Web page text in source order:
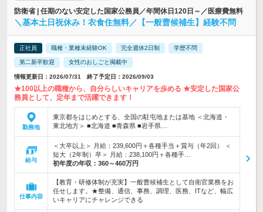
防衛省 | 任期のない安定した国家公務員／年間休日120日～／医療費無料
＼基本土日祝休み！衣食住無料／【一般曹候補生】経験不問
正社員 職種・業種未経験OK 完全週休2日制 学歴不問
第二新卒歓迎 女性のおしごと掲載中
情報更新日：2026/07/31 終了予定日：2026/09/03
★100以上の職種から、自分らしいキャリアを歩める ★安定した国家公
務員として、定年まで活躍できます！
勤務地
東京都をはじめとする、全国の駐屯地または基地 ＜北海道・
東北地方＞ ■北海道 ■青森県 ■岩手県…
給与
＜大卒以上＞ 月給：239,600円＋各種手当＋賞与（年2回） ＜
短大（2年制）卒＞ 月給：238,100円＋各種手…
初年度の年収： 360～460万円
仕事内容
【教育・研修体制が充実】一般曹候補生として自衛官業務をお
任せします。★整備、通信、事務、調理、医務、ITなど、幅広
いキャリアにチャレンジできる